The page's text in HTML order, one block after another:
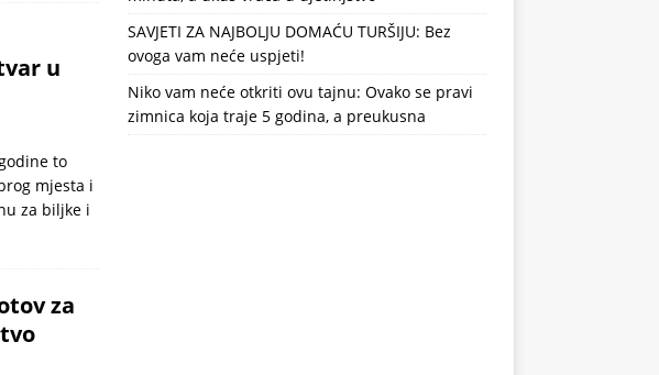
u
to
mjesta i
za biljke i
za
SAVJETI ZA NAJBOLJU DOMAĆU TURŠIJU: Bez
ovoga vam neće uspjeti!
Niko vam neće otkriti ovu tajnu: Ovako se pravi
zimnica koja traje 5 godina, a preukusna